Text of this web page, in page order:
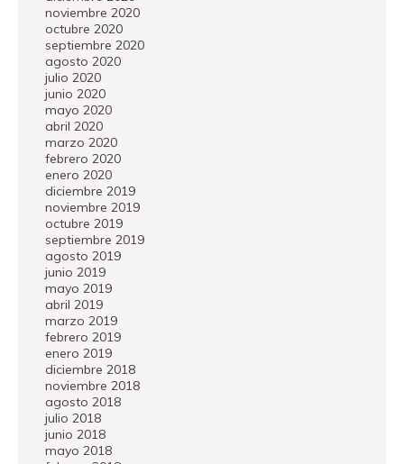
noviembre 2020
octubre 2020
septiembre 2020
agosto 2020
julio 2020
junio 2020
mayo 2020
abril 2020
marzo 2020
febrero 2020
enero 2020
diciembre 2019
noviembre 2019
octubre 2019
septiembre 2019
agosto 2019
junio 2019
mayo 2019
abril 2019
marzo 2019
febrero 2019
enero 2019
diciembre 2018
noviembre 2018
agosto 2018
julio 2018
junio 2018
mayo 2018